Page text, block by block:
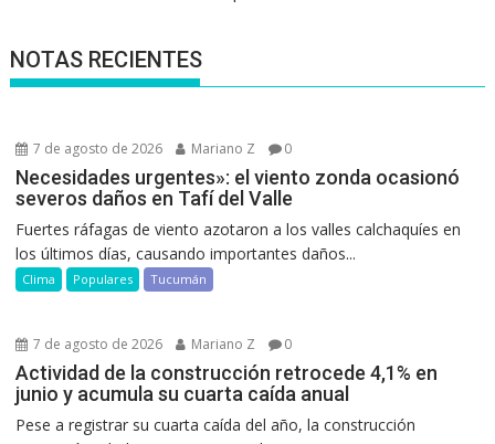
NOTAS RECIENTES
7 de agosto de 2026 Mariano Z 0
Necesidades urgentes»: el viento zonda ocasionó
severos daños en Tafí del Valle
Fuertes ráfagas de viento azotaron a los valles calchaquíes en
los últimos días, causando importantes daños...
Clima Populares Tucumán
7 de agosto de 2026 Mariano Z 0
Actividad de la construcción retrocede 4,1% en
junio y acumula su cuarta caída anual
Pese a registrar su cuarta caída del año, la construcción